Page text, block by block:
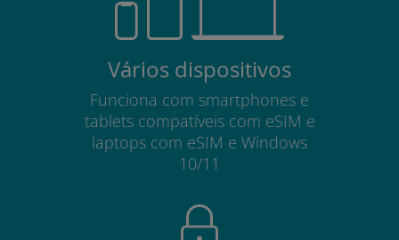
Vários dispositivos
Funciona com smartphones e
tablets compatíveis com eSIM e
laptops com eSIM e Windows
10/11